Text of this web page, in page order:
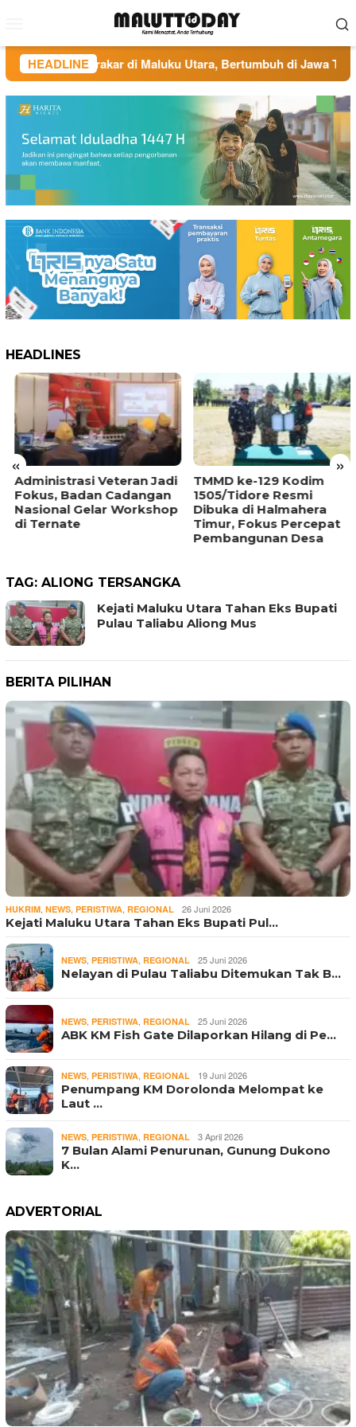
kontenMobile
HEADLINE
FC: Berakar di Maluku Utara, Bertumbuh di Jawa Tengah
HEADLINES
« »
Administrasi Veteran Jadi
Fokus, Badan Cadangan
Nasional Gelar Workshop
di Ternate
TMMD ke-129 Kodim
1505/Tidore Resmi
Dibuka di Halmahera
Timur, Fokus Percepat
Pembangunan Desa
TAG: ALIONG TERSANGKA
Kejati Maluku Utara Tahan Eks Bupati
Pulau Taliabu Aliong Mus
BERITA PILIHAN
HUKRIM NEWS PERISTIWA REGIONAL 26 Juni 2026
Kejati Maluku Utara Tahan Eks Bupati Pul…
NEWS PERISTIWA REGIONAL 25 Juni 2026
Nelayan di Pulau Taliabu Ditemukan Tak B…
NEWS PERISTIWA REGIONAL 25 Juni 2026
ABK KM Fish Gate Dilaporkan Hilang di Pe…
NEWS PERISTIWA REGIONAL 19 Juni 2026
Penumpang KM Dorolonda Melompat ke
Laut …
NEWS PERISTIWA REGIONAL 3 April 2026
7 Bulan Alami Penurunan, Gunung Dukono
K…
ADVERTORIAL